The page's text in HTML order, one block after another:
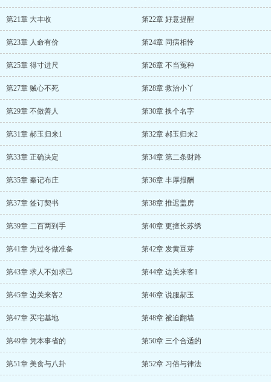
第21章 大丰收 第22章 好意提醒
第23章 人命有价 第24章 同病相怜
第25章 得寸进尺 第26章 不当冤种
第27章 贼心不死 第28章 救治小丫
第29章 不做善人 第30章 换个名字
第31章 郝玉归来1 第32章 郝玉归来2
第33章 正确决定 第34章 第二条财路
第35章 秦记布庄 第36章 丰厚报酬
第37章 签订契书 第38章 推迟盖房
第39章 二百两到手 第40章 更擅长苏绣
第41章 为过冬做准备 第42章 发黄豆芽
第43章 求人不如求己 第44章 边关来客1
第45章 边关来客2 第46章 说服郝玉
第47章 买宅基地 第48章 被迫翻墙
第49章 凭本事省的 第50章 三个合适的
第51章 美食与八卦 第52章 习俗与律法